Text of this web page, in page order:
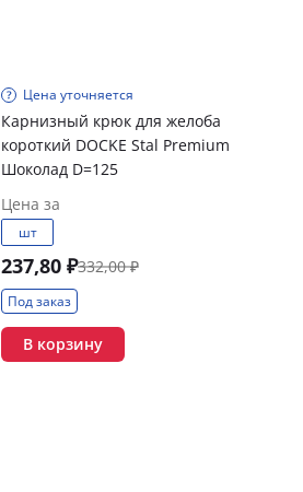
Цена уточняется
Карнизный крюк для желоба
короткий DOCKE Stal Premium
Шоколад D=125
Цена за
шт
237,80 ₽332,00 ₽
Под заказ
В корзину